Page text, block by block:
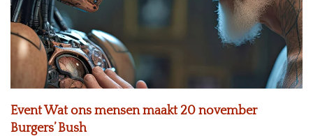
Event Wat ons mensen maakt 20 november
Burgers’ Bush